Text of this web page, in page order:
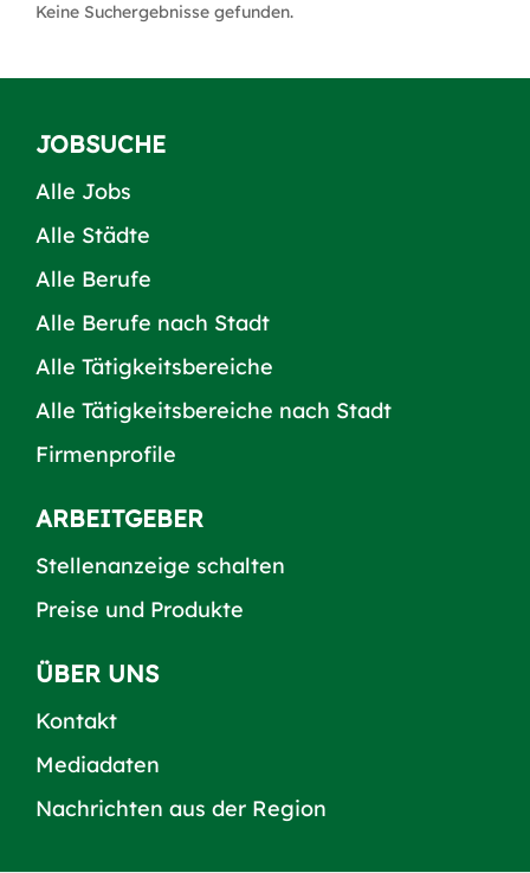
Keine Suchergebnisse gefunden.
JOBSUCHE
Alle Jobs
Alle Städte
Alle Berufe
Alle Berufe nach Stadt
Alle Tätigkeitsbereiche
Alle Tätigkeitsbereiche nach Stadt
Firmenprofile
ARBEITGEBER
Stellenanzeige schalten
Preise und Produkte
ÜBER UNS
Kontakt
Mediadaten
Nachrichten aus der Region